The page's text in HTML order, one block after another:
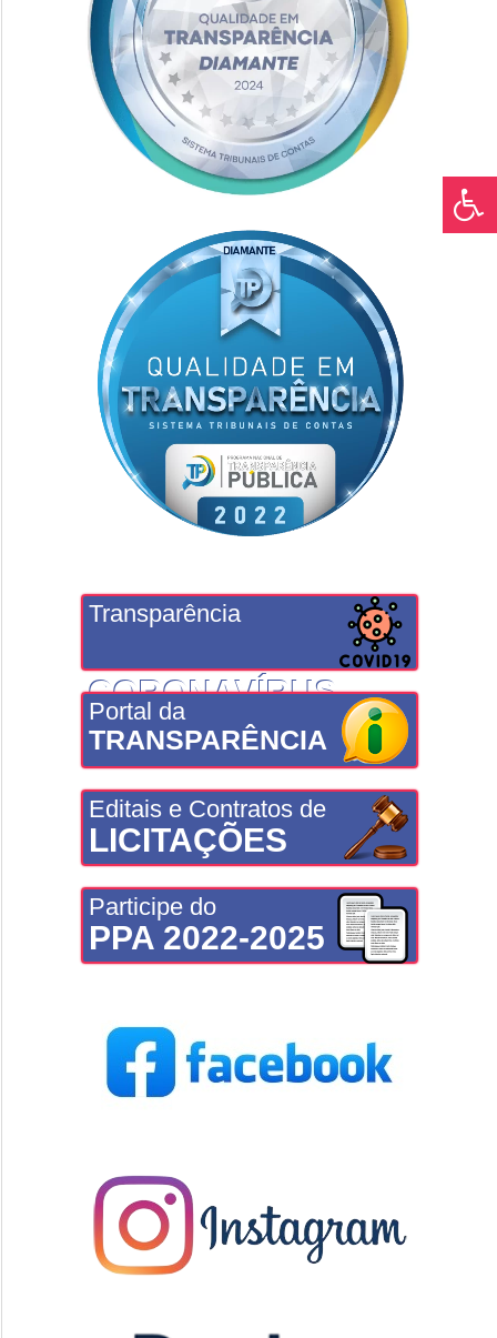
Transparência
CORONAVÍRUS
Portal da
TRANSPARÊNCIA
Editais e Contratos de
LICITAÇÕES
Participe do
PPA 2022-2025